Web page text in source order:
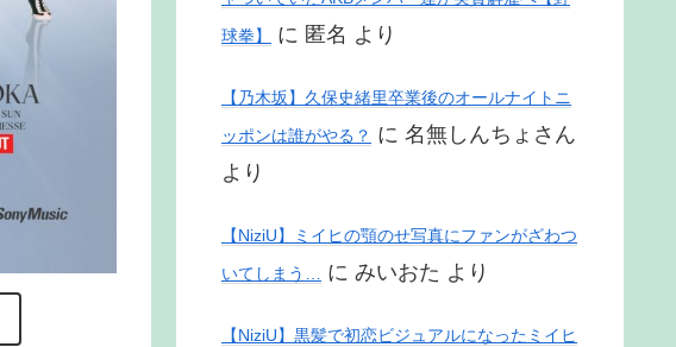
球拳】
に 匿名 より
【乃木坂】久保史緒里卒業後のオールナイトニ
ッポンは誰がやる？ に 名無しんちょさん
より
【NiziU】ミイヒの顎のせ写真にファンがざわつ
いてしまう… に みいおた より
【NiziU】黒髪で初恋ビジュアルになったミイヒ